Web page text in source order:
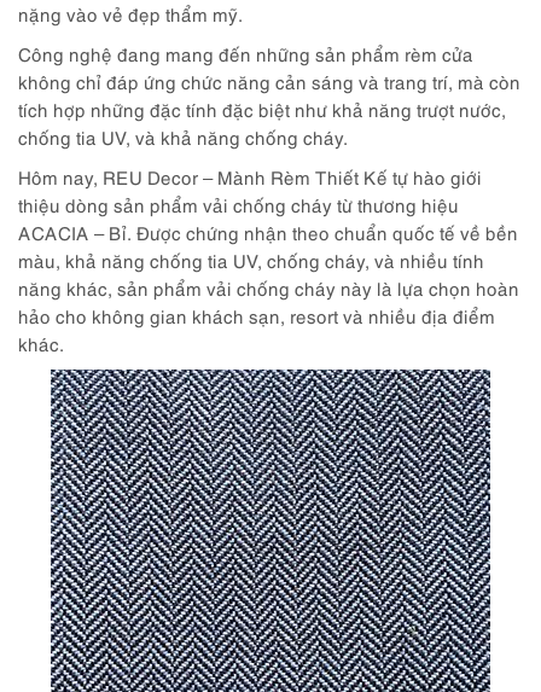
nặng vào vẻ đẹp thẩm mỹ.
Công nghệ đang mang đến những sản phẩm rèm cửa
không chỉ đáp ứng chức năng cản sáng và trang trí, mà còn
tích hợp những đặc tính đặc biệt như khả năng trượt nước,
chống tia UV, và khả năng chống cháy.
Hôm nay, REU Decor – Mành Rèm Thiết Kế tự hào giới
thiệu dòng sản phẩm vải chống cháy từ thương hiệu
ACACIA – Bỉ. Được chứng nhận theo chuẩn quốc tế về bền
màu, khả năng chống tia UV, chống cháy, và nhiều tính
năng khác, sản phẩm vải chống cháy này là lựa chọn hoàn
hảo cho không gian khách sạn, resort và nhiều địa điểm
khác.